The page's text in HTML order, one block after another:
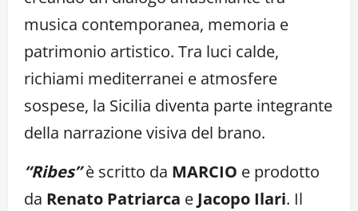
musica contemporanea, memoria e
patrimonio artistico. Tra luci calde,
richiami mediterranei e atmosfere
sospese, la Sicilia diventa parte integrante
della narrazione visiva del brano.
“Ribes”è scritto da MARCIO e prodotto
da Renato Patriarca e Jacopo Ilari. Il